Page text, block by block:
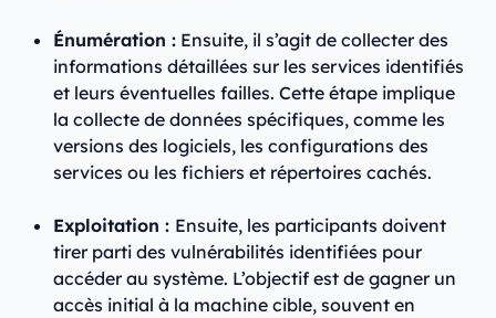
Énumération : Ensuite, il s’agit de collecter des
informations détaillées sur les services identifiés
et leurs éventuelles failles. Cette étape implique
la collecte de données spécifiques, comme les
versions des logiciels, les configurations des
services ou les fichiers et répertoires cachés.
Exploitation : Ensuite, les participants doivent
tirer parti des vulnérabilités identifiées pour
accéder au système. L’objectif est de gagner un
accès initial à la machine cible, souvent en